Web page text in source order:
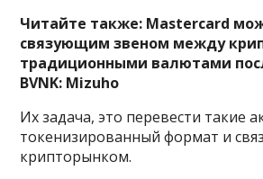
Читайте также: Mastercard
связующим звеном между
традиционными валютами
BVNK: Mizuho
Их задача, это перевести такие
токенизированный формат и
крипторынком.